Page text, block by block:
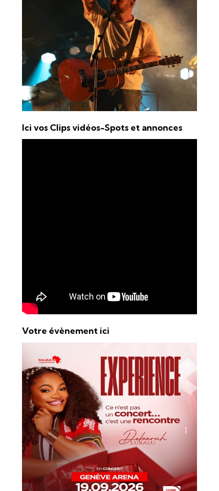
Ici vos Clips vidéos-Spots et annonces
Votre évènement ici